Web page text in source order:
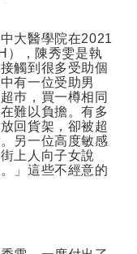
大醫學院在2021
），陳秀雯是執
觸到很多受助個
有一位受助男
巿，買一樽相同
難以負擔。有多
回貨架，卻被超
另一位高度敏感
上人向子女說
」這些不經意的